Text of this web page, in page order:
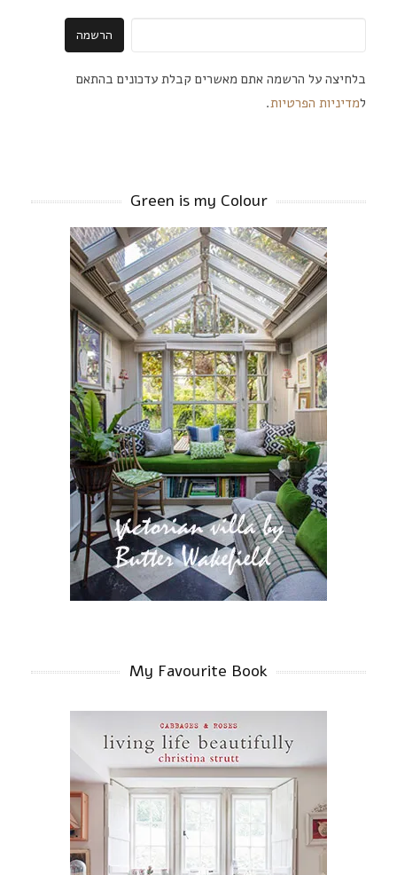
בלחיצה על הרשמה אתם מאשרים קבלת עדכונים בהתאם
למדיניות הפרטיות.
Green is my Colour
My Favourite Book